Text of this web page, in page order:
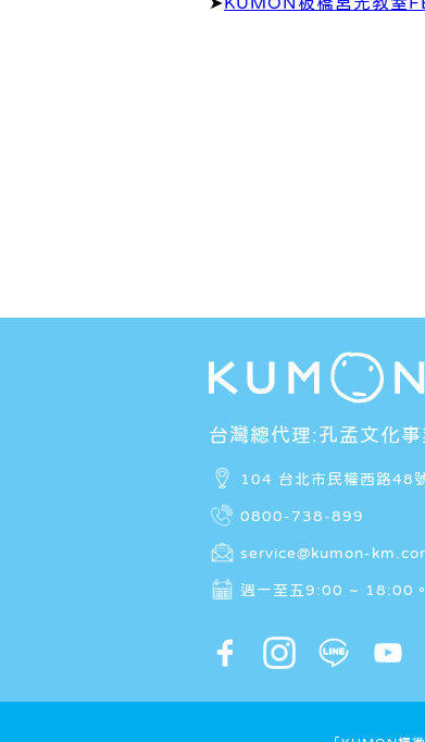
台灣總代理:孔孟文化
104 台北市民權西路48
0800-738-899
service@kumon-
週一至五9:00 ~ 18:00。